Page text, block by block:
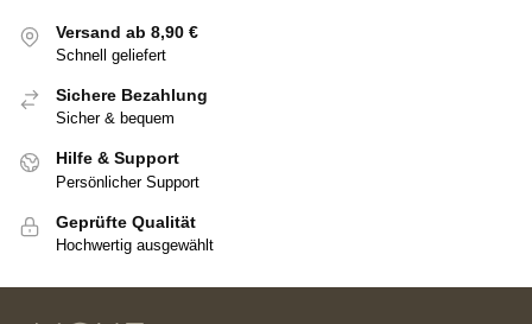
Versand ab 8,90 €
Schnell geliefert
Sichere Bezahlung
Sicher & bequem
Hilfe & Support
Persönlicher Support
Geprüfte Qualität
Hochwertig ausgewählt